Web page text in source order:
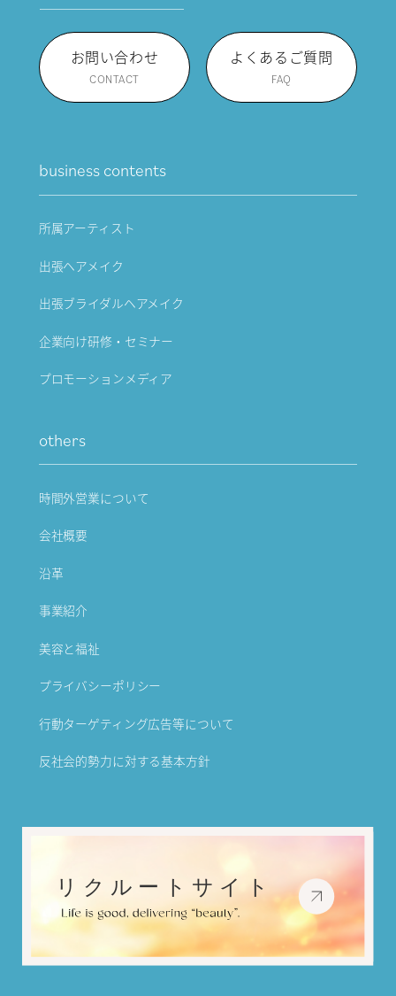
お問い合わせ
CONTACT
よくあるご質問
FAQ
business contents
所属アーティスト
出張ヘアメイク
出張ブライダルヘアメイク
企業向け研修・セミナー
プロモーションメディア
others
時間外営業について
会社概要
沿革
事業紹介
美容と福祉
プライバシーポリシー
行動ターゲティング広告等について
反社会的勢力に対する基本方針